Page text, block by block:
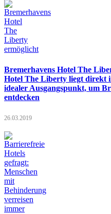
Bremerhavens Hotel The
Hotel The Liberty liegt direkt
idealer Ausgangspunkt, um
entdecken
26.03.2019